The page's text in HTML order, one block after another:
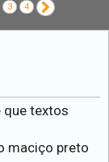
3 4
que textos
maciço preto